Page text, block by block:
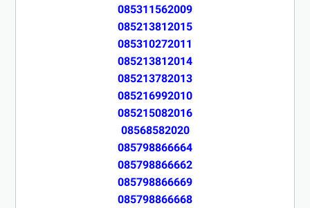
085311562009
085213812015
085310272011
085213812014
085213782013
085216992010
085215082016
08568582020
085798866664
085798866662
085798866669
085798866668